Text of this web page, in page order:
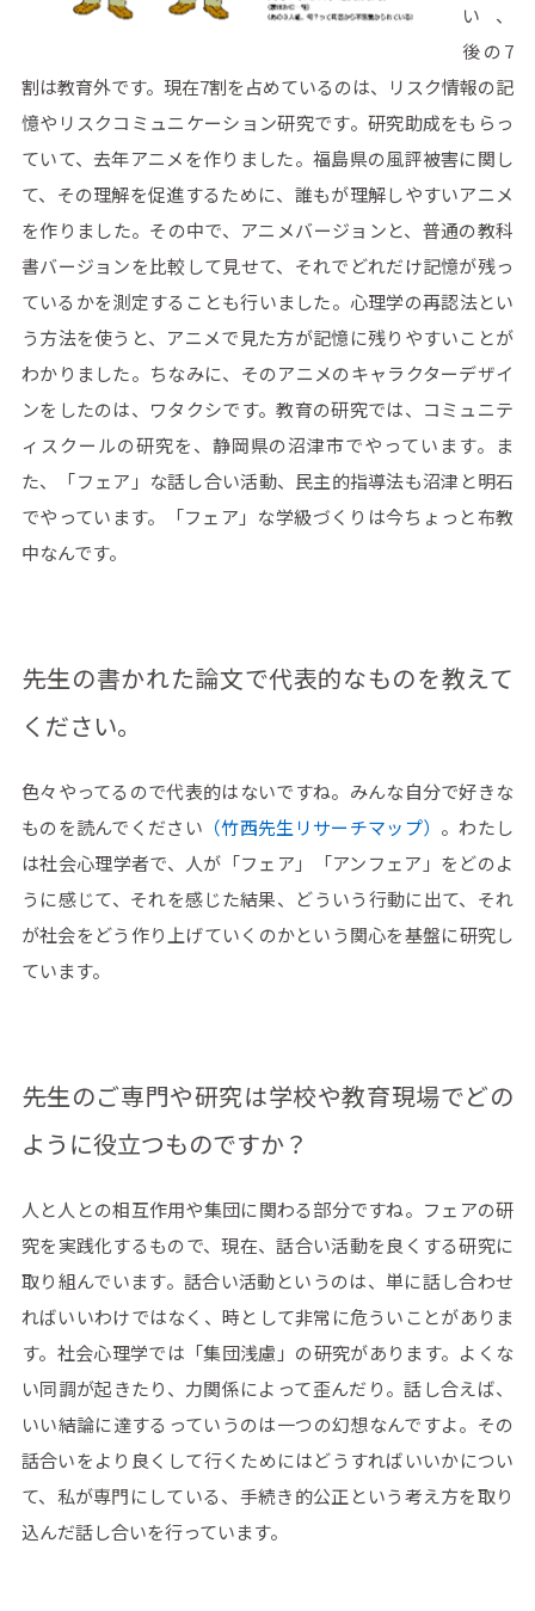
い、
後の7
割は教育外です。現在7割を占めているのは、リスク情報の記
憶やリスクコミュニケーション研究です。研究助成をもらっ
ていて、去年アニメを作りました。福島県の風評被害に関し
て、その理解を促進するために、誰もが理解しやすいアニメ
を作りました。その中で、アニメバージョンと、普通の教科
書バージョンを比較して見せて、それでどれだけ記憶が残っ
ているかを測定することも行いました。心理学の再認法とい
う方法を使うと、アニメで見た方が記憶に残りやすいことが
わかりました。ちなみに、そのアニメのキャラクターデザイ
ンをしたのは、ワタクシです。教育の研究では、コミュニテ
ィスクールの研究を、静岡県の沼津市でやっています。ま
た、「フェア」な話し合い活動、民主的指導法も沼津と明石
でやっています。「フェア」な学級づくりは今ちょっと布教
中なんです。
――先生の書かれた論文で代表的なものを教えて
ください。
色々やってるので代表的はないですね。みんな自分で好きな
ものを読んでください （竹西先生リサーチマップ） 。わたし
は社会心理学者で、人が「フェア」「アンフェア」をどのよ
うに感じて、それを感じた結果、どういう行動に出て、それ
が社会をどう作り上げていくのかという関心を基盤に研究し
ています。
――先生のご専門や研究は学校や教育現場でどの
ように役立つものですか？
人と人との相互作用や集団に関わる部分ですね。フェアの研
究を実践化するもので、現在、話合い活動を良くする研究に
取り組んでいます。話合い活動というのは、単に話し合わせ
ればいいわけではなく、時として非常に危ういことがありま
す。社会心理学では「集団浅慮」の研究があります。よくな
い同調が起きたり、力関係によって歪んだり。話し合えば、
いい結論に達するっていうのは一つの幻想なんですよ。その
話合いをより良くして行くためにはどうすればいいかについ
て、私が専門にしている、手続き的公正という考え方を取り
込んだ話し合いを行っています。